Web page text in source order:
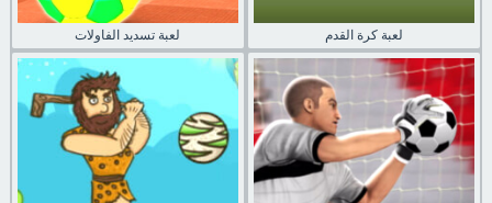
لعبة تسديد الفاولات لعبة كرة القدم